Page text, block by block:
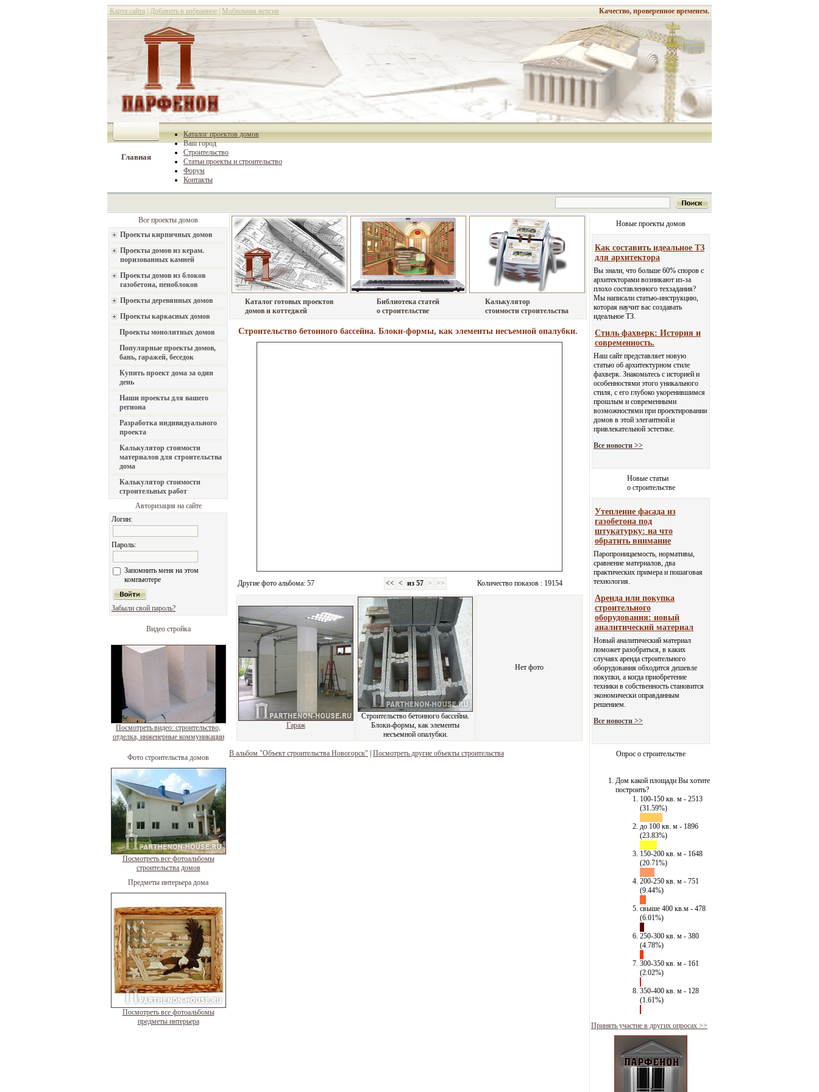
Карта сайта Добавить в избранное Мобильная версия Качество, проверенное временем.
Главная
Каталог проектов домов
Ваш город
Строительство
Статьи проекты и строительство
Форум
Контакты
Все проекты домов
Проекты кирпичных домов
Проекты домов из керам.
поризованных камней
Проекты домов из блоков
газобетона, пеноблоков
Проекты деревянных домов
Проекты каркасных домов
Проекты монолитных домов
Популярные проекты домов,
бань, гаражей, беседок
Купить проект дома за один
день
Наши проекты для вашего
региона
Разработка индивидуального
проекта
Калькулятор стоимости
материалов для строительства
дома
Калькулятор стоимости
строительных работ
Авторизация на сайте
Логин:
Пароль:
Запомнить меня на этом
компьютере
Забыли свой пароль?
Видео стройка
Посмотреть видео: строительство,
отделка, инженерные коммуникации
Фото строительства домов
Посмотреть все фотоальбомы
строительства домов
Предметы интерьера дома
Посмотреть все фотоальбомы
предметы интерьера
Каталог готовых проектов
домов и коттеджей
Библиотека статей
о строительстве
Калькулятор
стоимости строительства
Строительство бетонного бассейна. Блоки-формы, как элементы несъемной опалубки.
Другие фото альбома: 57 << < из 57 > >> Количество показов : 19154
Гараж
Строительство бетонного бассейна.
Блоки-формы, как элементы
несъемной опалубки.
Нет фото
В альбом "Объект строительства Новогорск" Посмотреть другие объекты строительства
Новые проекты домов
Как составить идеальное ТЗ
для архитектора
Вы знали, что больше 60% споров с
архитекторами возникают из-за
плохо составленного техзадания?
Мы написали статью-инструкцию,
которая научит вас создавать
идеальное ТЗ.
Стиль фахверк: История и
современность.
Наш сайт представляет новую
статью об архитектурном стиле
фахверк. Знакомьтесь с историей и
особенностями этого уникального
стиля, с его глубоко укоренившимся
прошлым и современными
возможностями при проектировании
домов в этой элегантной и
привлекательной эстетике.
Все новости >>
Новые статьи
о строительстве
Утепление фасада из
газобетона под
штукатурку: на что
обратить внимание
Паропроницаемость, нормативы,
сравнение материалов, два
практических примера и пошаговая
технология.
Аренда или покупка
строительного
оборудования: новый
аналитический материал
Новый аналитический материал
поможет разобраться, в каких
случаях аренда строительного
оборудования обходится дешевле
покупки, а когда приобретение
техники в собственность становится
экономически оправданным
решением.
Все новости >>
Опрос о строительстве
Дом какой площади Вы хотите
построить?
100-150 кв. м - 2513
(31.59%)
до 100 кв. м - 1896
(23.83%)
150-200 кв. м - 1648
(20.71%)
200-250 кв. м - 751
(9.44%)
свыше 400 кв.м - 478
(6.01%)
250-300 кв. м - 380
(4.78%)
300-350 кв. м - 161
(2.02%)
350-400 кв. м - 128
(1.61%)
Принять участие в других опросах >>